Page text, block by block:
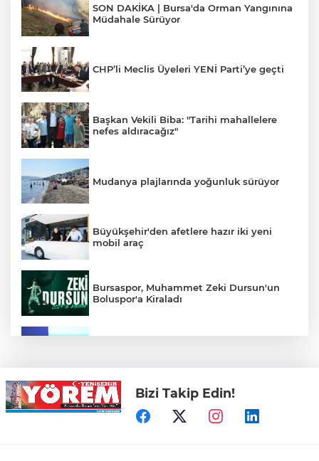
SON DAKİKA | Bursa'da Orman Yangınına
Müdahale Sürüyor
CHP’li Meclis Üyeleri YENİ Parti’ye geçti
Başkan Vekili Biba: "Tarihi mahallelere
nefes aldıracağız"
Mudanya plajlarında yoğunluk sürüyor
Büyükşehir'den afetlere hazır iki yeni
mobil araç
Bursaspor, Muhammet Zeki Dursun'un
Boluspor'a Kiraladı
Bursa'nın Temmuz ayı ihracatı 3 milyar
914 milyon dolara ulaştı
Bizi Takip Edin!